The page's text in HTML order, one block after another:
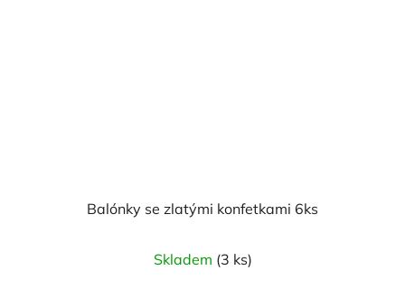
Balónky se zlatými konfetkami 6ks
hodnocení
Skladem (3 ks)